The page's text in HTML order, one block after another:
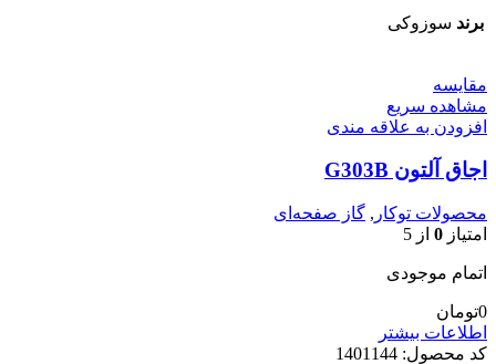
برند سوزوکی
مقایسه
مشاهده سریع
افزودن به علاقه مندی
اجاق آلتون G303B
محصولات توکار , گاز صفحه‌ای
امتیاز 0 از 5
اتمام موجودی
0تومان
اطلاعات بیشتر
کد محصول: 1401144